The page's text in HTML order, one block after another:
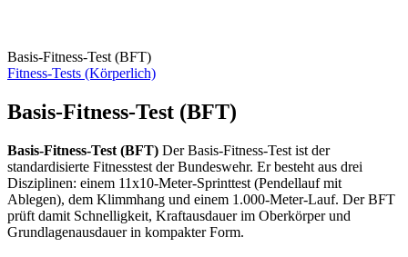
Basis-Fitness-Test (BFT)
Fitness-Tests (Körperlich)
Basis-Fitness-Test (BFT)
Basis-Fitness-Test (BFT) Der Basis-Fitness-Test ist der
standardisierte Fitnesstest der Bundeswehr. Er besteht aus drei
Disziplinen: einem 11x10-Meter-Sprinttest (Pendellauf mit
Ablegen), dem Klimmhang und einem 1.000-Meter-Lauf. Der BFT
prüft damit Schnelligkeit, Kraftausdauer im Oberkörper und
Grundlagenausdauer in kompakter Form.